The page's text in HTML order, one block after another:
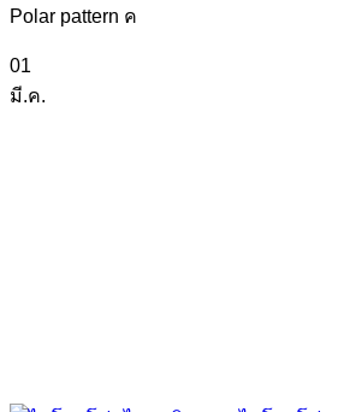
Polar pattern ค
01
มี.ค.